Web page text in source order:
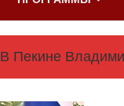
В Пекине